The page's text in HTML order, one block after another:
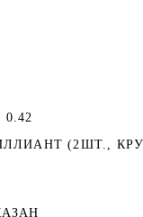
0.42
(2ШТ.,